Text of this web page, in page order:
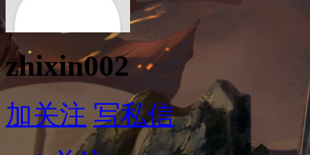
zhixin002
加关注 写私信